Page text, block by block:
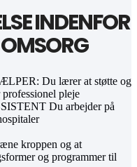
INDENFOR
Du lærer at støtte og
pleje
Du arbejder på
kroppen og at
og programmer til